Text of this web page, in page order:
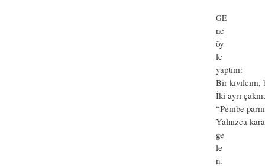
GE
ne
öy
le
yaptım:
Bir kıvılcım,
İki ayrı
“Pembe
Yalnızca
ge
le
n.